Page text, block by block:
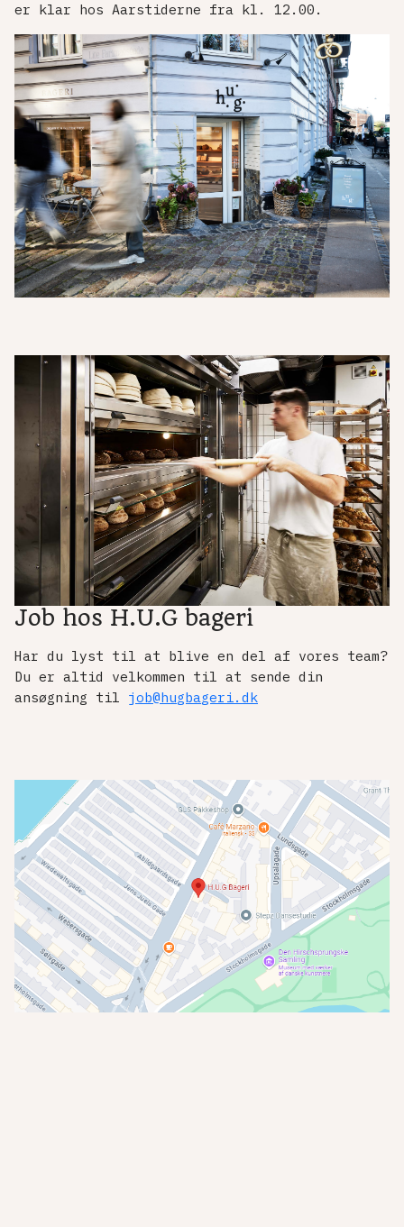
er klar hos Aarstiderne fra kl. 12.00.
Job hos H.U.G bageri
Har du lyst til at blive en del af vores team?
Du er altid velkommen til at sende din
ansøgning til job@hugbageri.dk